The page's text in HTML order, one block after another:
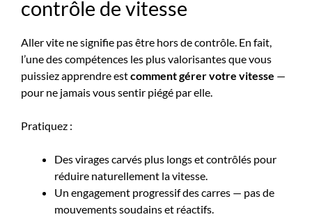
contrôle de vitesse
Aller vite ne signifie pas être hors de contrôle. En fait,
l’une des compétences les plus valorisantes que vous
puissiez apprendre estcomment gérer votre vitesse —
pour ne jamais vous sentir piégé par elle.
Pratiquez :
Des virages carvés plus longs et contrôlés pour
réduire naturellement la vitesse.
Un engagement progressif des carres — pas de
mouvements soudains et réactifs.